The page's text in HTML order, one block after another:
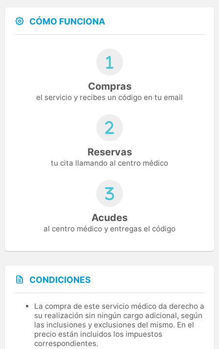
CÓMO FUNCIONA
Compras
el servicio y recibes un código en tu email
Reservas
tu cita llamando al centro médico
Acudes
al centro médico y entregas el código
CONDICIONES
La compra de este servicio médico da derecho a
su realización sin ningún cargo adicional, según
las inclusiones y exclusiones del mismo. En el
precio están incluidos los impuestos
correspondientes.